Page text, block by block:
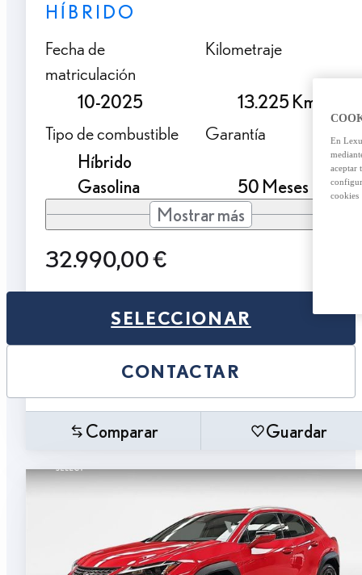
HÍBRIDO
Fecha de
matriculación
10-2025
Kilometraje
13.225 Km.
Tipo de combustible
Híbrido
Gasolina
Garantía
50 Meses
Mostrar más
32.990,00 €
SELECCIONAR
CONTACTAR
Comparar Guardar
En
aceptar
cookies